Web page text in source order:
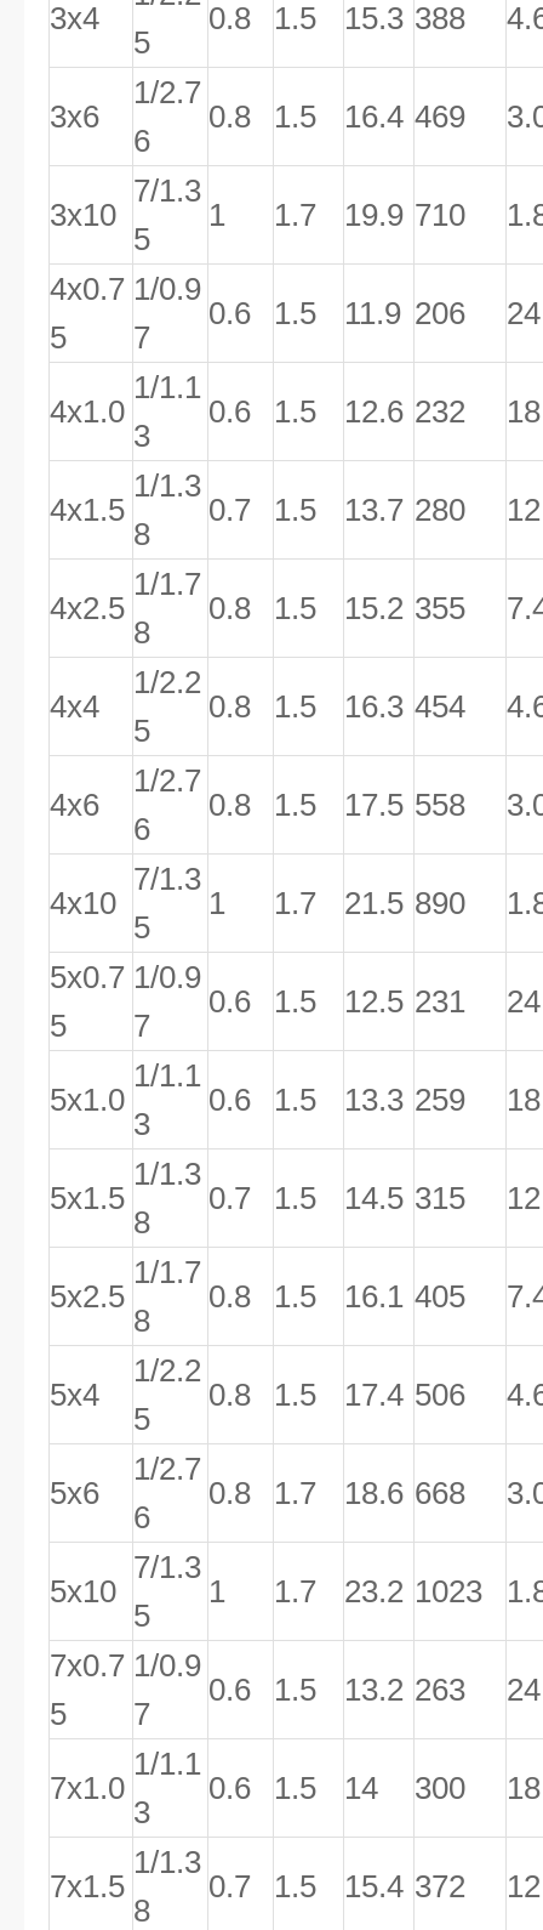
3x4
5
0.8 1.5 15.3 388
3x6
1/2.7
6
0.8 1.5 16.4 469
3x10
7/1.3
5
1 1.7 19.9 710
4x0.7
5
1/0.9
7
0.6 1.5 11.9 206
4x1.0
1/1.1
3
0.6 1.5 12.6 232
4x1.5
1/1.3
8
0.7 1.5 13.7 280
4x2.5
1/1.7
8
0.8 1.5 15.2 355
4x4
1/2.2
5
0.8 1.5 16.3 454
4x6
1/2.7
6
0.8 1.5 17.5 558
4x10
7/1.3
5
1 1.7 21.5 890
5x0.7
5
1/0.9
7
0.6 1.5 12.5 231
5x1.0
1/1.1
3
0.6 1.5 13.3 259
5x1.5
1/1.3
8
0.7 1.5 14.5 315
5x2.5
1/1.7
8
0.8 1.5 16.1 405
5x4
1/2.2
5
0.8 1.5 17.4 506
5x6
1/2.7
6
0.8 1.7 18.6 668
5x10
7/1.3
5
1 1.7 23.2 1023
7x0.7
5
1/0.9
7
0.6 1.5 13.2 263
7x1.0
1/1.1
3
0.6 1.5 14 300
7x1.5
1/1.3
8
0.7 1.5 15.4 372